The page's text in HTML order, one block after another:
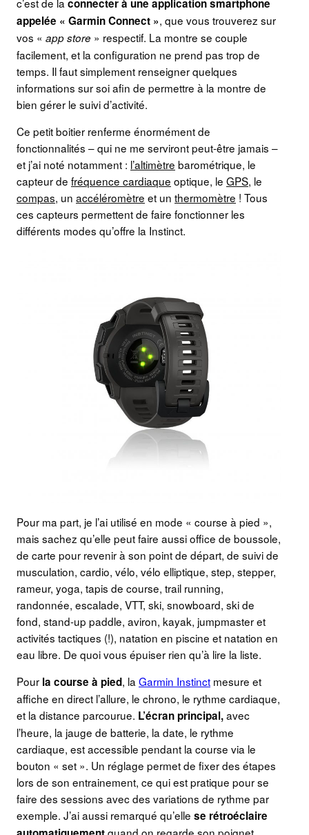
connecter à une application smartphone
appelée « Garmin Connect », que vous trouverez sur
vos « app store » respectif. La montre se couple
facilement, et la configuration ne prend pas trop de
temps. Il faut simplement renseigner quelques
informations sur soi afin de permettre à la montre de
bien gérer le suivi d’activité.
Ce petit boitier renferme énormément de
fonctionnalités – qui ne me serviront peut-être jamais –
et j’ai noté notamment : l’altimètre barométrique, le
capteur de fréquence cardiaque optique, le GPS, le
compas, un accéléromètre et un thermomètre ! Tous
ces capteurs permettent de faire fonctionner les
différents modes qu’offre la Instinct.
Pour ma part, je l’ai utilisé en mode « course à pied »,
mais sachez qu’elle peut faire aussi office de boussole,
de carte pour revenir à son point de départ, de suivi de
musculation, cardio, vélo, vélo elliptique, step, stepper,
rameur, yoga, tapis de course, trail running,
randonnée, escalade, VTT, ski, snowboard, ski de
fond, stand-up paddle, aviron, kayak, jumpmaster et
activités tactiques (!), natation en piscine et natation en
eau libre. De quoi vous épuiser rien qu’à lire la liste.
Pour la course à pied, laGarmin Instinct mesure et
affiche en direct l’allure, le chrono, le rythme cardiaque,
et la distance parcourue. L’écran principal,avec
l’heure, la jauge de batterie, la date, le rythme
cardiaque, est accessible pendant la course via le
bouton « set ». Un réglage permet de fixer des étapes
lors de son entrainement, ce qui est pratique pour se
faire des sessions avec des variations de rythme par
exemple. J’ai aussi remarqué qu’elle se rétroéclaire